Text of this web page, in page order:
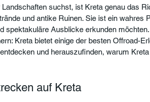
suchst, ist Kreta genau das
und antike Ruinen. Sie ist ein wahres
spektakuläre Ausblicke erkunden
Kreta bietet einige der besten Offroad-
und herauszufinden, warum
auf Kreta